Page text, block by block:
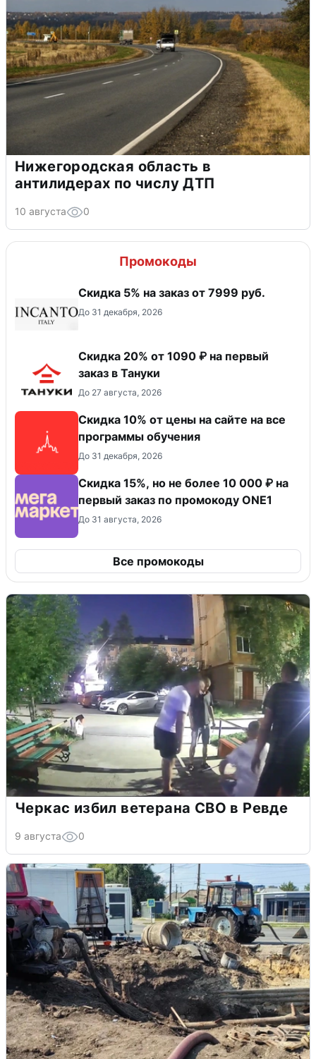
Нижегородская область в
антилидерах по числу ДТП
10 августа 0
Промокоды
Скидка 5% на заказ от 7999 руб.
До 31 декабря, 2026
Скидка 20% от 1090 ₽ на первый
заказ в Тануки
До 27 августа, 2026
Скидка 10% от цены на сайте на все
программы обучения
До 31 декабря, 2026
Скидка 15%, но не более 10 000 ₽ на
первый заказ по промокоду ONE1
До 31 августа, 2026
Все промокоды
Черкас избил ветерана СВО в Ревде
9 августа 0